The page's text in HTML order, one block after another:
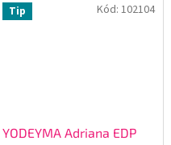
Tip
YODEYMA Adriana EDP
Kód: 102104